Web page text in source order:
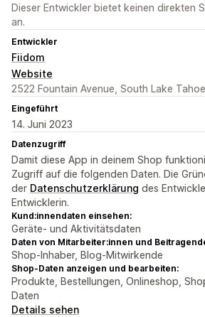
Dieser Entwickler bietet keinen direkten
an.
Entwickler
Fiidom
Website
2522 Fountain Avenue, South Lake
Eingeführt
14. Juni 2023
Datenzugriff
Damit diese App in deinem Shop
Zugriff auf die folgenden Daten. Die
der Datenschutzerklärung des
Entwicklerin.
Kund:innendaten einsehen:
Geräte- und Aktivitätsdaten
Daten von Mitarbeiter:innen und
Shop-Inhaber, Blog-Mitwirkende
Shop-Daten anzeigen und bearbeiten:
Produkte, Bestellungen, Onlineshop,
Daten
Details sehen